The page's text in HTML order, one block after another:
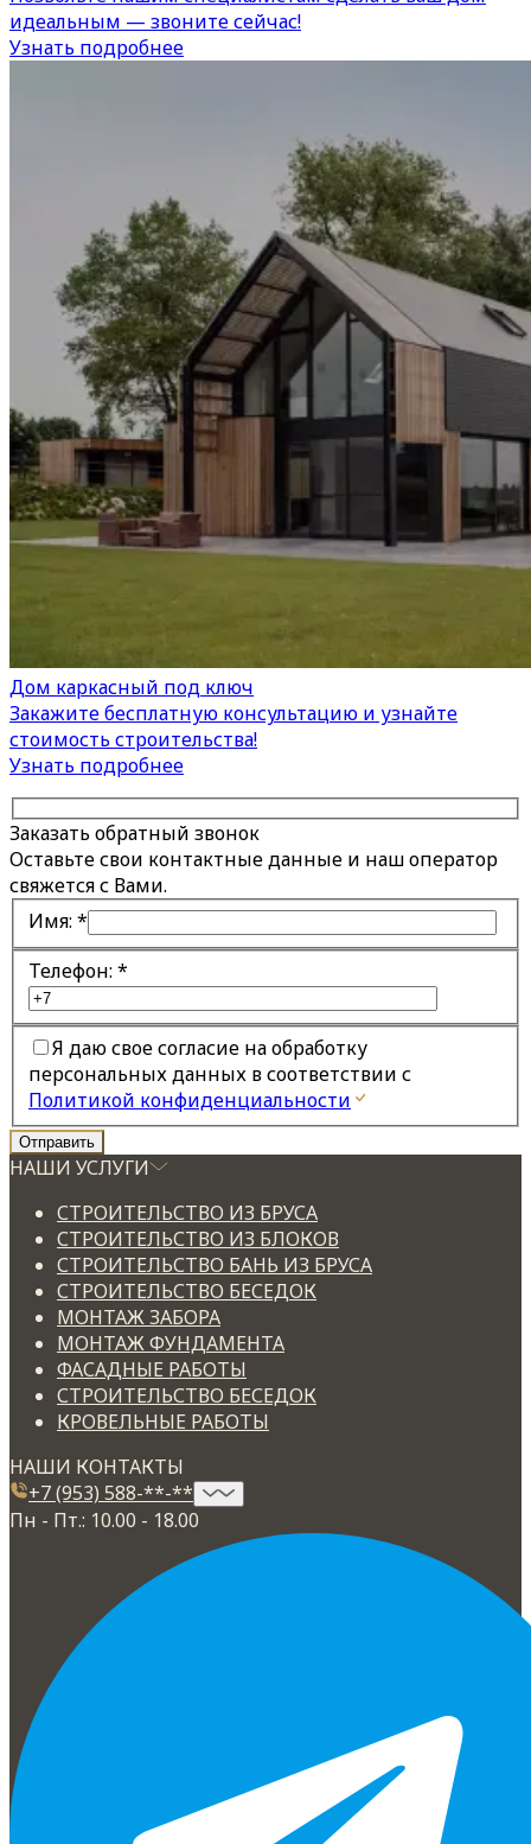
идеальным — звоните сейчас!
Узнать подробнее
Дом каркасный под ключ
Закажите бесплатную консультацию и узнайте
стоимость строительства!
Узнать подробнее
Заказать обратный звонок
Оставьте свои контактные данные и наш оператор
свяжется с Вами.
Имя: *
Телефон: *
Я даю свое согласие на обработку
персональных данных в соответствии с
Политикой конфиденциальности
НАШИ УСЛУГИ
СТРОИТЕЛЬСТВО ИЗ БРУСА
СТРОИТЕЛЬСТВО ИЗ БЛОКОВ
СТРОИТЕЛЬСТВО БАНЬ ИЗ БРУСА
СТРОИТЕЛЬСТВО БЕСЕДОК
МОНТАЖ ЗАБОРА
МОНТАЖ ФУНДАМЕНТА
ФАСАДНЫЕ РАБОТЫ
СТРОИТЕЛЬСТВО БЕСЕДОК
КРОВЕЛЬНЫЕ РАБОТЫ
НАШИ КОНТАКТЫ
+7 (953) 588-**-**
Пн - Пт.: 10.00 - 18.00